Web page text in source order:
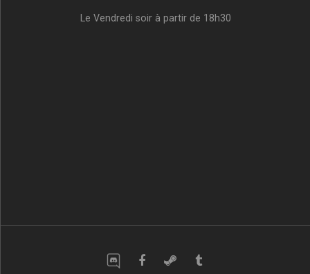
Le Vendredi soir à partir de 18h30